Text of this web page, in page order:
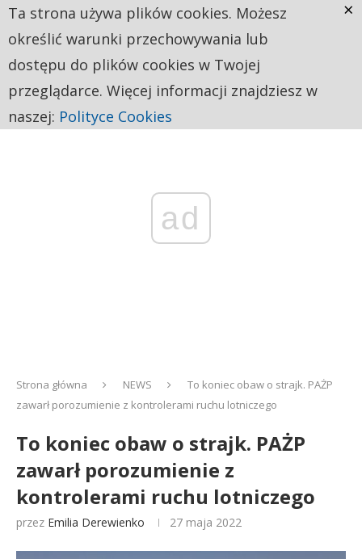
ad
Strona główna NEWS
To koniec obaw o strajk. PAŻP
zawarł porozumienie z kontrolerami ruchu lotniczego
To koniec obaw o strajk. PAŻP
zawarł porozumienie z
kontrolerami ruchu lotniczego
przez Emilia Derewienko 27 maja 2022
Ta strona używa plików cookies. Możesz
określić warunki przechowywania lub
dostępu do plików cookies w Twojej
przeglądarce. Więcej informacji znajdziesz w
naszej: Polityce Cookies
×